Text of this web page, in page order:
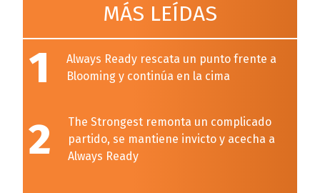
MÁS LEÍDAS
1
Always Ready rescata un punto frente a
Blooming y continúa en la cima
2
The Strongest remonta un complicado
partido, se mantiene invicto y acecha a
Always Ready